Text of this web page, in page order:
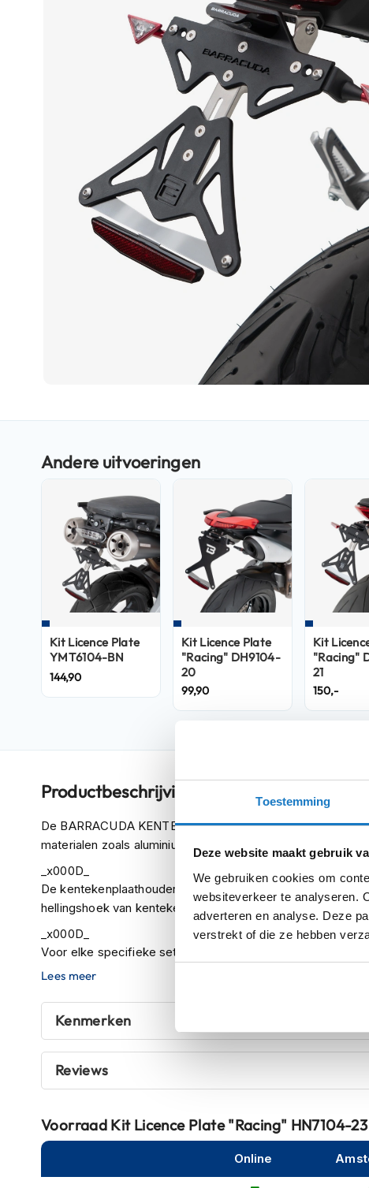
Toestemming
Deze website maakt gebruik
We gebruiken cookies om
websiteverkeer te analyseren.
adverteren en analyse. Deze
verstrekt of die ze hebben
motorhelmen
Fashion
Vespa
scooterhelmen
scooterhelmen
scooterhelmen
Systeemhelmen
Jethelmen
Integraalhelmen
Fietshelmen
accessoires
Pinlocks
Tear-
offs
Crossbrillen
Oordoppen
Onderhoud
houder
kapstok
Motorjassen
Heren
begin
afbeeldingen-
gallerij
Kit Licence Plate
YMT6104-BN
144,90
Kit Licence Plate
"Racing" DH9104-
20
99,90
Kit
"Racing"
21
150,-
Productbeschrijving
De BARRACUDA KENTEKENPLAATHOUDERS zijn
materialen zoals aluminium en RVS om de lichtheid en de
_x000D_
De kentekenplaathouder heeft een RVS verbindingsstuk
hellingshoek van kentekenplaathouder aan te kunnen
_x000D_
Voor elke specifieke set is er onderzoek gedaan, zodat
complete bevestiging set aangepast voor de betreffende
KENTEKENPLAATHOUDERS zijn voorzien van een
zodat er GEEN aanpassing nodig is aan de originele
_x000D_
let op! Tijdens de montage dient er rekening gehouden te
hellingshoek van 30°.
Het is noodzakelijk dat u de kentekenplaathouder met
op de 4 gaten die aan elke hoek van de X-plaat zijn
Vanwege de WETTELIJKE REGELGEVING is het
Lees meer
Kenmerken
Reviews
Voorraad Kit Licence Plate "Racing" HN7104-23
Online